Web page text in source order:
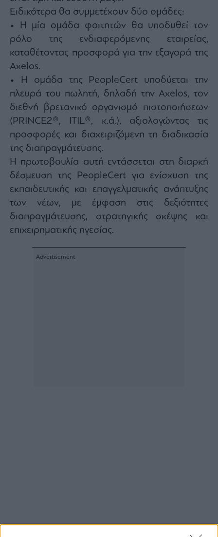
Ειδικότερα θα συμμετέχουν δύο ομάδες:
• Η μία ομάδα φοιτητών θα υποδυθεί τον
ρόλο της ενδιαφερόμενης εταιρείας,
καταθέτοντας προσφορά για την εξαγορά της
Axelos.
• Η ομάδα της PeopleCert υποδύεται την
πλευρά του πωλητή, δηλαδή την Axelos, τον
διεθνή βρετανικό οργανισμό πιστοποιήσεων
(PRINCE2®, ITIL®, κ.ά.), αξιολογώντας τις
προσφορές και διαχειριζόμενη τη διαδικασία
της διαπραγμάτευσης.
Η πρωτοβουλία αυτή εντάσσεται στη διαρκή
δέσμευση της PeopleCert για ενίσχυση της
εκπαιδευτικής και επαγγελματικής ανάπτυξης
των νέων, με έμφαση στις δεξιότητες
διαπραγμάτευσης, στρατηγικής σκέψης και
επιχειρηματικής ηγεσίας.